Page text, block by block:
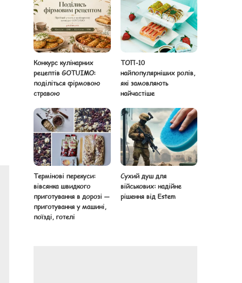
Конкурс кулінарних
рецептів GOTUIMO:
поділіться фірмовою
стравою
ТОП-10
найпопулярніших ролів,
які замовляють
найчастіше
Термінові перекуси:
вівсянка швидкого
приготування в дорозі —
приготування у машині,
поїзді, готелі
Сухий душ для
військових: надійне
рішення від Estem